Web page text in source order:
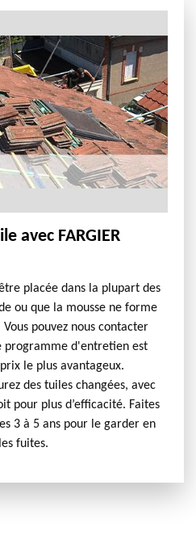
avec FARGIER
placée dans la plupart des
ou que la mousse ne forme
pouvez nous contacter
programme d'entretien est
le plus avantageux.
des tuiles changées, avec
pour plus d’efficacité. Faites
3 à 5 ans pour le garder en
fuites.